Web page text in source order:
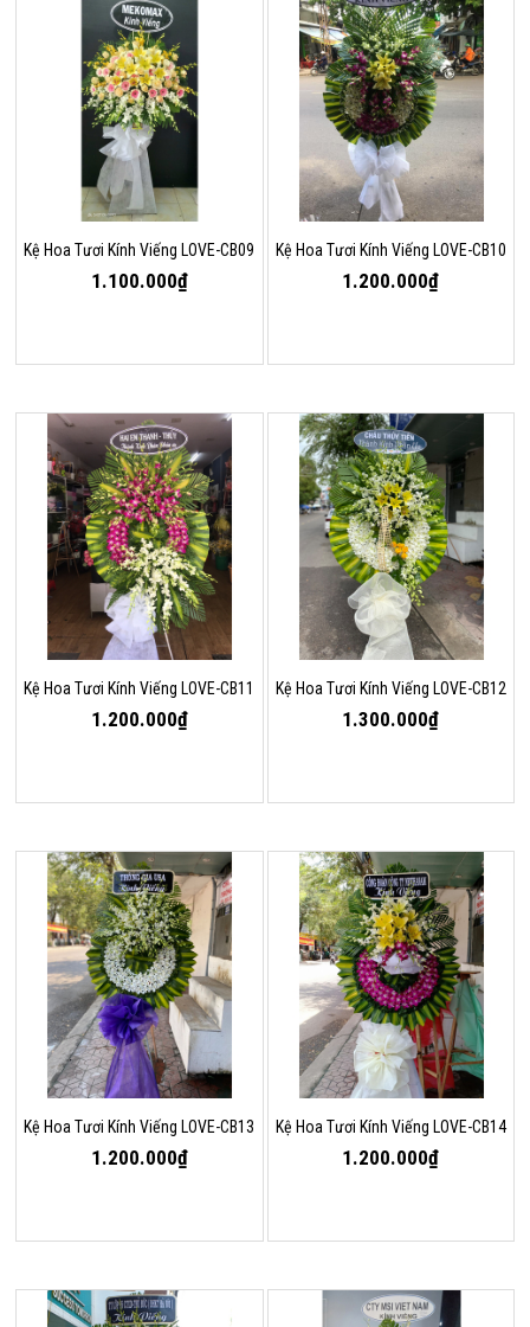
Kệ Hoa Tươi Kính Viếng LOVE-CB09
1.100.000₫
Kệ Hoa Tươi Kính Viếng LOVE-CB10
1.200.000₫
Kệ Hoa Tươi Kính Viếng LOVE-CB11
1.200.000₫
Kệ Hoa Tươi Kính Viếng LOVE-CB12
1.300.000₫
Kệ Hoa Tươi Kính Viếng LOVE-CB13
1.200.000₫
Kệ Hoa Tươi Kính Viếng LOVE-CB14
1.200.000₫